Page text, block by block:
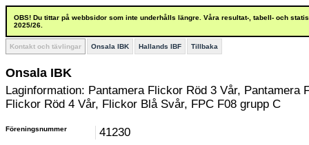
OBS! Du tittar på webbsidor som inte underhålls längre. Våra resultat-, tabell- och
2025/26.
Kontakt och tävlingar Onsala IBK Hallands IBF Tillbaka
Onsala IBK
Laginformation: Pantamera Flickor Röd 3 Vår, Pantamera
Flickor Röd 4 Vår, Flickor Blå Svår, FPC F08 grupp C
Föreningsnummer 41230